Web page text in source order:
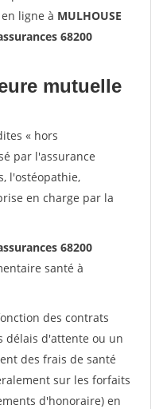
ligne à MULHOUSE
68200
mutuelle
« hors
par l'assurance
l'ostéopathie,
en charge par la
68200
santé à
des contrats
délais d'attente ou un
des frais de santé
sur les forfaits
d'honoraire) en